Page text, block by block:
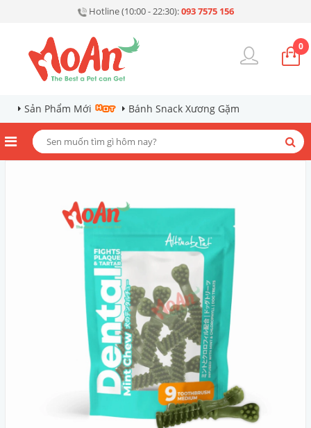
Hotline (10:00 - 22:30):093 7575 156
0
Sản Phẩm Mới Bánh Snack Xương Gặm